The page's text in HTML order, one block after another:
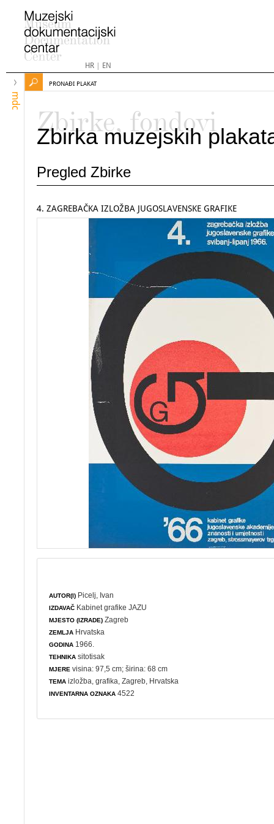
HR| EN
mdc
PRONAĐI PLAKAT
Zbirke, fondovi
Zbirka muzejskih
Pregled Zbirke
4. ZAGREBAČKA IZLOŽBA JUGOSLAVENSKE GRAFIKE
AUTOR(I) Picelj, Ivan
IZDAVAČ Kabinet grafike JAZU
MJESTO (IZRADE) Zagreb
ZEMLJA Hrvatska
GODINA 1966.
TEHNIKA sitotisak
MJERE visina: 97,5 cm; širina: 68 cm
TEMA izložba ,grafika , Zagreb, Hrvatska
INVENTARNA OZNAKA 4522